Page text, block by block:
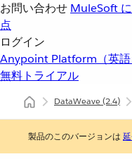
お問い合わせ MuleSoft
点
ログイン
Anypoint Platform（英語
無料トライアル
DataWeave(2.4)
製品のこのバージョンは